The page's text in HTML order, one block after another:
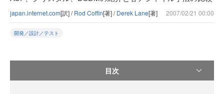
japan.internet.com[訳] /Rod Coffin[著] /Derek Lane[著] 2007/02/21 00:00
開発／設計／テスト
目次